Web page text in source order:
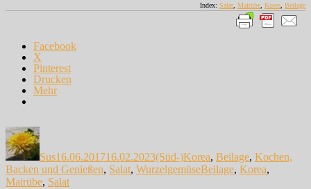
Index: Salat, Mairübe, Korea, Beilage
Facebook
X
Pinterest
Drucken
Mehr
Autor
Sus16.06.201716.02.2023(Süd-)Korea, Beilage, Kochen,
Backen und Genießen, Salat, WurzelgemüseSchlagwörter
Beilage, Korea,
Mairübe, Salat